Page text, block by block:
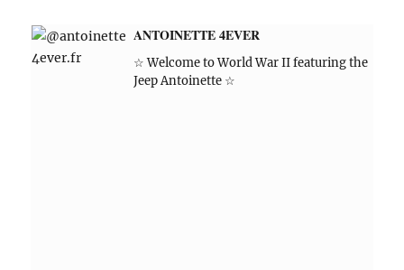
ANTOINETTE 4EVER
☆ Welcome to World War II featuring the
Jeep Antoinette ☆